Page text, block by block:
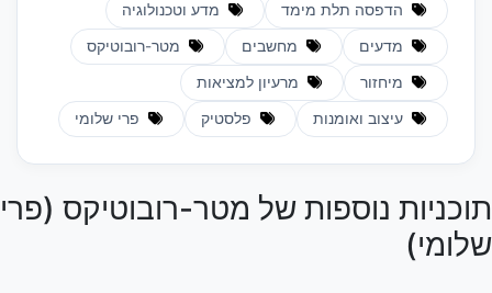
הדפסה תלת מימד מדע וטכנולוגיה
מדעים מחשבים מטר-רובוטיקס
מיחזור מרעיון למציאות
עיצוב ואומנות פלסטיק פרי שלומי
תוכניות נוספות של מטר-רובוטיקס (פרי
שלומי)